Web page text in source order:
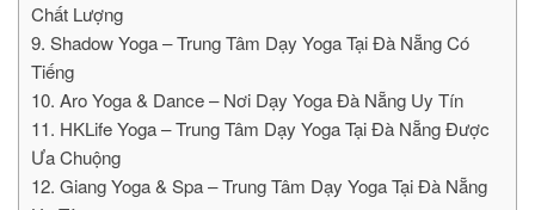
Chất Lượng
9. Shadow Yoga – Trung Tâm Dạy Yoga Tại Đà Nẵng Có
Tiếng
10. Aro Yoga & Dance – Nơi Dạy Yoga Đà Nẵng Uy Tín
11. HKLife Yoga – Trung Tâm Dạy Yoga Tại Đà Nẵng Được
Ưa Chuộng
12. Giang Yoga & Spa – Trung Tâm Dạy Yoga Tại Đà Nẵng